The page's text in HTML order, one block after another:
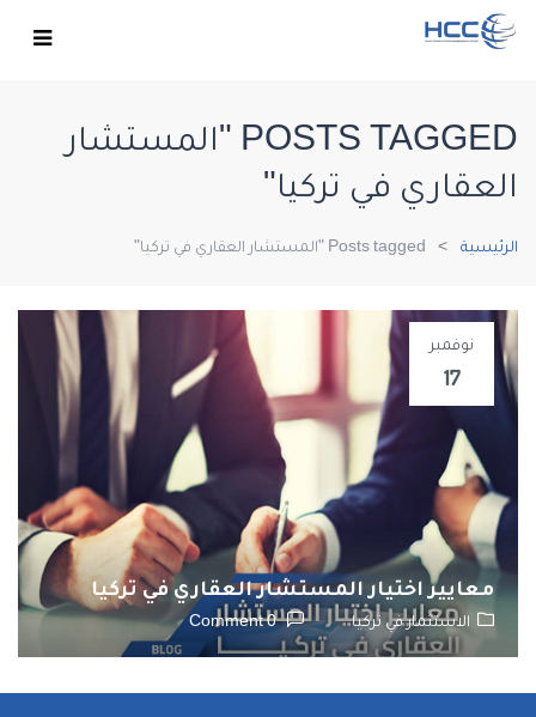
POSTS TAGGED "المستشار
العقاري في تركيا"
الرئيسية Posts tagged "المستشار العقاري في تركيا"
نوفمبر
17
معايير اختيار المستشار العقاري في تركيا
الاستثمار في تركيا 0 Comment